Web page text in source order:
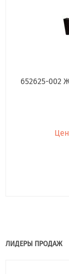
652625-002
ЛИДЕРЫ ПРОДАЖ